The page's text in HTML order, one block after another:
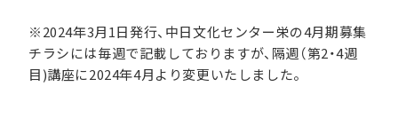
※2024年3月1日発行、中日文化センター栄の4月期募集
チラシには毎週で記載しておりますが、隔週（第2・4週
目)講座に2024年4月より変更いたしました。